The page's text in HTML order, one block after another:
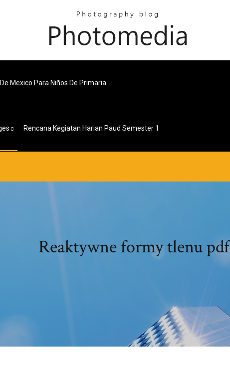
Mexico Para Niños De Primaria
Rencana Kegiatan Harian Paud Semester 1
Reaktywne formy tlenu pdf